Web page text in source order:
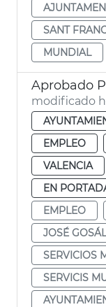
SANT
MUNDIAL
modificado
EMPLEO
VALENCIA
EN
EMPLEO
JOSÉ
SERVICIOS
SERVICIS